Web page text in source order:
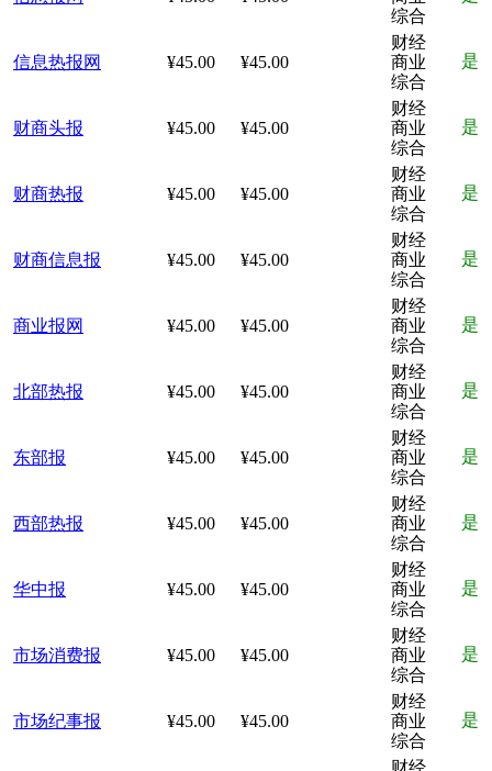
综合
信息热报网 ¥45.00 ¥45.00
财经
商业
综合
是
财商头报 ¥45.00 ¥45.00
财经
商业
综合
是
财商热报 ¥45.00 ¥45.00
财经
商业
综合
是
财商信息报 ¥45.00 ¥45.00
财经
商业
综合
是
商业报网 ¥45.00 ¥45.00
财经
商业
综合
是
北部热报 ¥45.00 ¥45.00
财经
商业
综合
是
东部报 ¥45.00 ¥45.00
财经
商业
综合
是
西部热报 ¥45.00 ¥45.00
财经
商业
综合
是
华中报 ¥45.00 ¥45.00
财经
商业
综合
是
市场消费报 ¥45.00 ¥45.00
财经
商业
综合
是
市场纪事报 ¥45.00 ¥45.00
财经
商业
综合
是
财经